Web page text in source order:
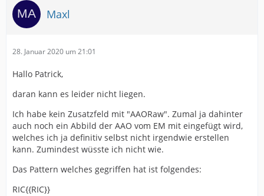
Maxl
28. Januar 2020 um 21:01
Hallo Patrick,
daran kann es leider nicht liegen.
Ich habe kein Zusatzfeld mit "AAORaw". Zumal ja dahinter
auch noch ein Abbild der AAO vom EM mit eingefügt wird,
welches ich ja definitiv selbst nicht irgendwie erstellen
kann. Zumindest wüsste ich nicht wie.
Das Pattern welches gegriffen hat ist folgendes:
RIC{{RIC}}